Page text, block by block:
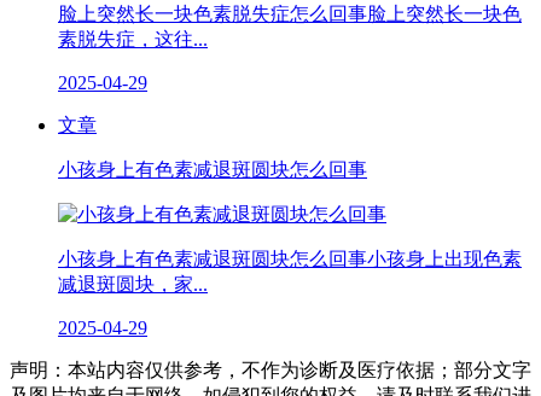
脸上突然长一块色素脱失症怎么回事脸上突然长一块色
素脱失症，这往...
2025-04-29
文章
小孩身上有色素减退斑圆块怎么回事
小孩身上有色素减退斑圆块怎么回事小孩身上出现色素
减退斑圆块，家...
2025-04-29
声明：本站内容仅供参考，不作为诊断及医疗依据；部分文字